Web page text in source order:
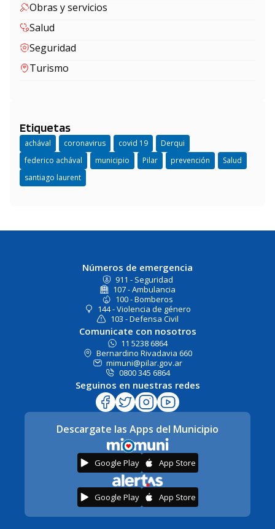
Obras y servicios
Salud
Seguridad
Turismo
Etiquetas
achával coronavirus covid 19
Derqui
federico achával
municipio Pilar prevención
Salud
santiago laurent
Números de emergencia
911 - Seguridad
107 - Ambulancia
100 - Bomberos
144 - Violencia de género
103 - Defensa Civil
Comunicate con nosotros
11 5238 6864
Bernardino Rivadavia 660
mimuni@pilar.gov.ar
0800 345 6864
Seguinos en nuestras redes
Descargate las Apps del Municipio
Google Play App Store
Google Play App Store